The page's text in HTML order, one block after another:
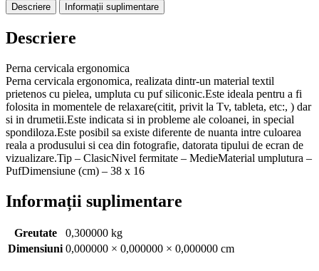
Descriere Informații suplimentare
Descriere
Perna cervicala ergonomica
Perna cervicala ergonomica, realizata dintr-un material textil
prietenos cu pielea, umpluta cu puf siliconic.Este ideala pentru a fi
folosita in momentele de relaxare(citit, privit la Tv, tableta, etc:, ) dar
si in drumetii.Este indicata si in probleme ale coloanei, in special
spondiloza.Este posibil sa existe diferente de nuanta intre culoarea
reala a produsului si cea din fotografie, datorata tipului de ecran de
vizualizare.Tip – ClasicNivel fermitate – MedieMaterial umplutura –
PufDimensiune (cm) – 38 x 16
Informații suplimentare
Greutate
0,300000 kg
Dimensiuni 0,000000 × 0,000000 × 0,000000 cm